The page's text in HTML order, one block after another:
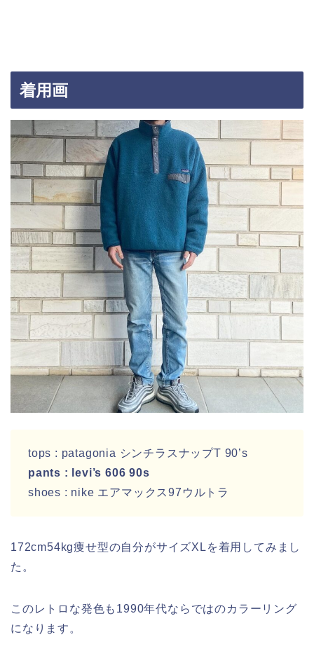
着用画
tops : patagonia シンチラスナップT 90’s
pants : levi’s 606 90s
shoes : nike エアマックス97ウルトラ
172cm54kg痩せ型の自分がサイズXLを着用してみまし
た。
このレトロな発色も1990年代ならではのカラーリング
になります。